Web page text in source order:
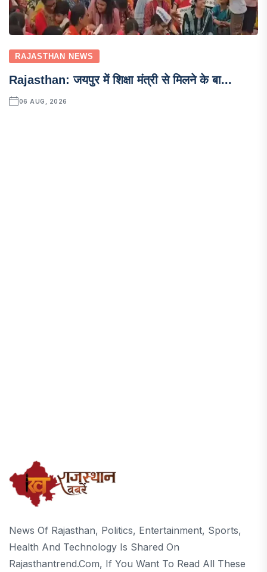
RAJASTHAN NEWS
Rajasthan: जयपुर में शिक्षा मंत्री से मिलने के बा...
06 AUG, 2026
News Of Rajasthan, Politics, Entertainment, Sports,
Health And Technology Is Shared On
Rajasthantrend.com, If You Want To Read All These